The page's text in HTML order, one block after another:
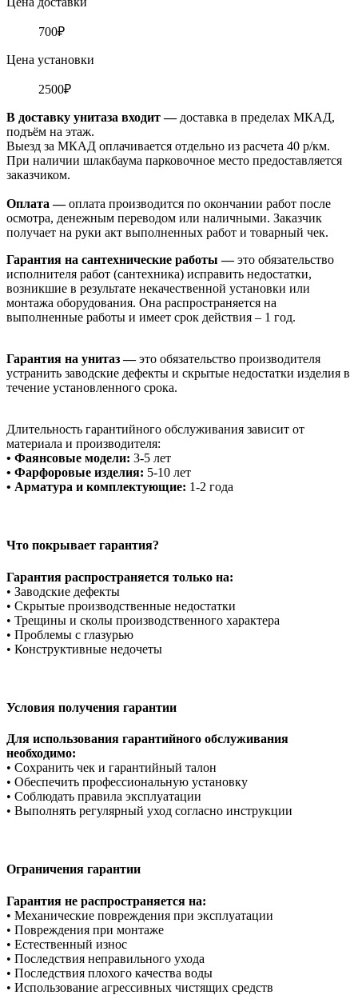
700₽
Цена установки
2500₽
В доставку унитаза входит — доставка в пределах МКАД,
подъём на этаж.
Выезд за МКАД оплачивается отдельно из расчета 40 р/км.
При наличии шлакбаума парковочное место предоставляется
заказчиком.
Оплата —оплата производится по окончании работ после
осмотра, денежным переводом или наличными. Заказчик
получает на руки акт выполненных работ и товарный чек.
Гарантия на сантехнические работы —это обязательство
исполнителя работ (сантехника) исправить недостатки,
возникшие в результате некачественной установки или
монтажа оборудования. Она распространяется на
выполненные работы и имеет срок действия – 1 год.
Гарантия на унитаз —это обязательство производителя
устранить заводские дефекты и скрытые недостатки изделия в
течение установленного срока.
Длительность гарантийного обслуживания зависит от
материала и производителя:
• Фаянсовые модели: 3-5 лет
• Фарфоровые изделия: 5-10 лет
• Арматура и комплектующие: 1-2 года
Что покрывает гарантия?
Гарантия распространяется только на:
• Заводские дефекты
• Скрытые производственные недостатки
• Трещины и сколы производственного характера
• Проблемы с глазурью
• Конструктивные недочеты
Условия получения гарантии
Для использования гарантийного обслуживания
необходимо:
• Сохранить чек и гарантийный талон
• Обеспечить профессиональную установку
• Соблюдать правила эксплуатации
• Выполнять регулярный уход согласно инструкции
Ограничения гарантии
Гарантия не распространяется на:
• Механические повреждения при эксплуатации
• Повреждения при монтаже
• Естественный износ
• Последствия неправильного ухода
• Последствия плохого качества воды
• Использование агрессивных чистящих средств